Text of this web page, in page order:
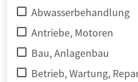
Abwasserbehandlung
Antriebe, Motoren
Bau, Anlagenbau
Betrieb, Wartung,